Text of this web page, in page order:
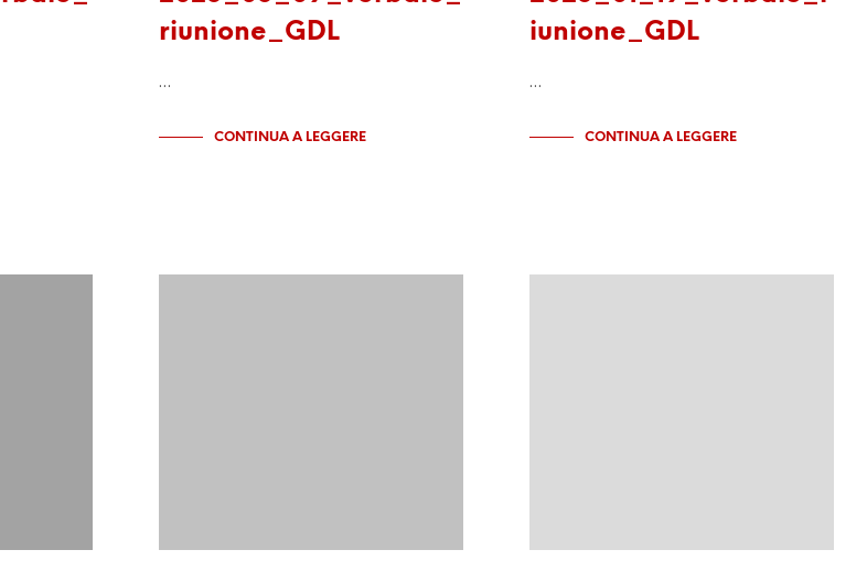
riunione_GDL
…
CONTINUA A LEGGERE
iunione_GDL
…
CONTINUA A LEGGERE